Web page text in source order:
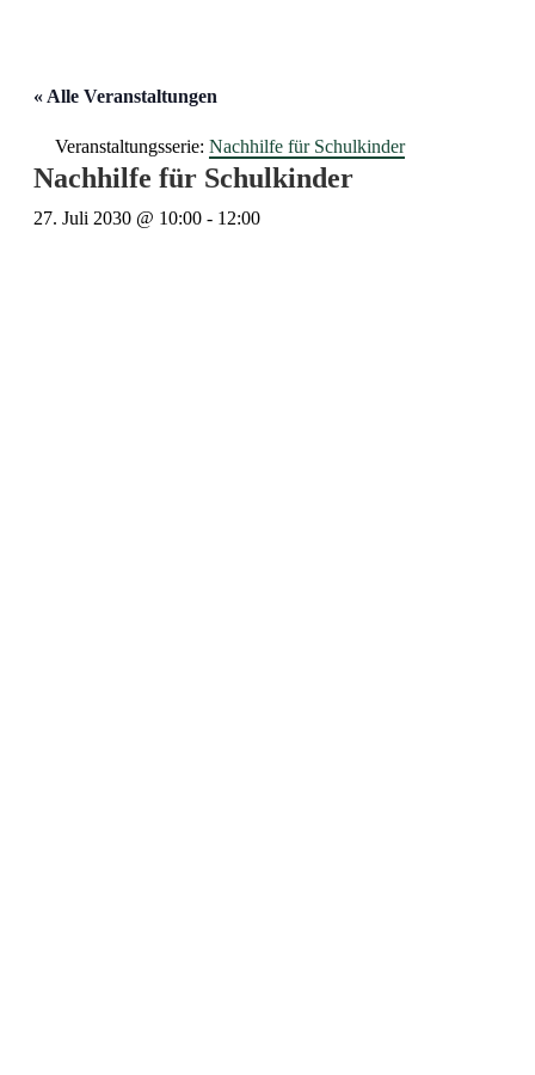
« Alle Veranstaltungen
Veranstaltungsserie: Nachhilfe für Schulkinder
Nachhilfe für Schulkinder
27. Juli 2030 @ 10:00 - 12:00